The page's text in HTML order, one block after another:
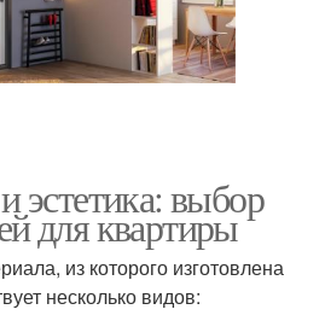
эстетика: выбор
для квартиры
из которого изготовлена
несколько видов: